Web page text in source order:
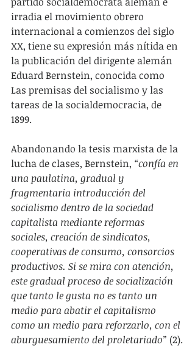
irradia el movimiento obrero
internacional a comienzos del siglo
XX, tiene su expresión más nítida en
la publicación del dirigente alemán
Eduard Bernstein, conocida como
Las premisas del socialismo y las
tareas de la socialdemocracia, de
1899.
Abandonando la tesis marxista de la
lucha de clases, Bernstein, “confía en
una paulatina, gradual y
fragmentaria introducción del
socialismo dentro de la sociedad
capitalista mediante reformas
sociales, creación de sindicatos,
cooperativas de consumo, consorcios
productivos. Si se mira con atención,
este gradual proceso de socialización
que tanto le gusta no es tanto un
medio para abatir el capitalismo
como un medio para reforzarlo, con el
aburguesamiento del proletariado” (2).